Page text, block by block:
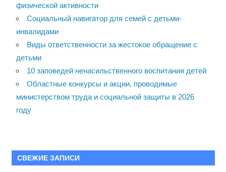
физической активности
Социальный навигатор для семей с детьми-
инвалидами
Виды ответственности за жестокое обращение с
детьми
10 заповедей ненасильственного воспитания детей
Областные конкурсы и акции, проводимые
министерством труда и социальной защиты в 2026
году
СВЕЖИЕ ЗАПИСИ